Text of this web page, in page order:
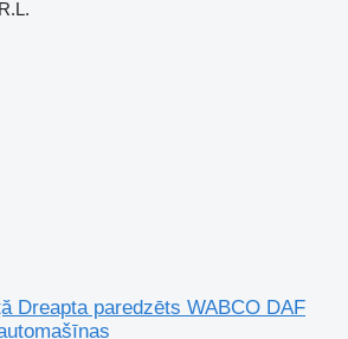
Dreapta paredzēts WABCO DAF